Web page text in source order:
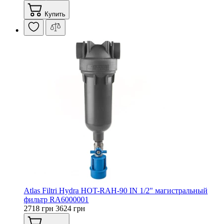
Купить
Atlas Filtri Hydra HOT-RAH-90 IN 1/2" магистральный
фильтр RA6000001
2718 грн 3624 грн